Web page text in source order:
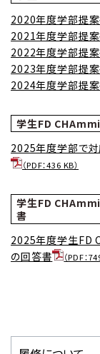
2020年度学部提
2021年度学部提
2022年度学部提
2023年度学部提
2024年度学部提
学生FD
2025年度学部で
（PDF：436 KB）
学生FD
書
2025年度学生FD
の回答書
（PDF：